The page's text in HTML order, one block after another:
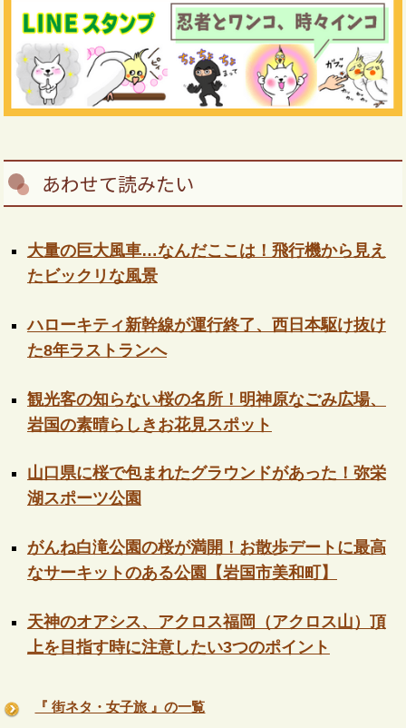
あわせて読みたい
大量の巨大風車…なんだここは！飛行機から見え
たビックリな風景
ハローキティ新幹線が運行終了、西日本駆け抜け
た8年ラストランへ
観光客の知らない桜の名所！明神原なごみ広場、
岩国の素晴らしきお花見スポット
山口県に桜で包まれたグラウンドがあった！弥栄
湖スポーツ公園
がんね白滝公園の桜が満開！お散歩デートに最高
なサーキットのある公園【岩国市美和町】
天神のオアシス、アクロス福岡（アクロス山）頂
上を目指す時に注意したい3つのポイント
『 街ネタ・女子旅 』の一覧